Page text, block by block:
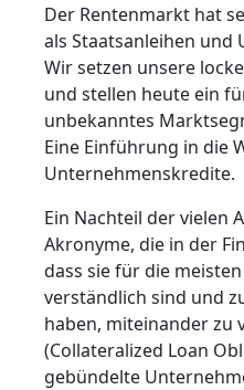
Der Rentenmarkt hat
als Staatsanleihen und
Wir setzen unsere
und stellen heute ein
unbekanntes
Eine Einführung in die
Unternehmenskredite.
Ein Nachteil der vielen
Akronyme, die in der
dass sie für die
verständlich sind und
haben, miteinander zu
(Collateralized Loan
gebündelte